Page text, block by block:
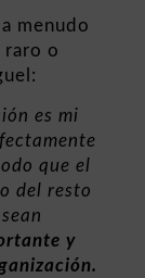
menudo
raro o
es mi
que el
del resto
y